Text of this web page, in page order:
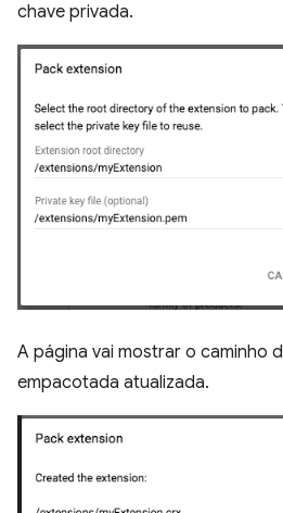
chave privada.
A página vai mostrar o caminho
empacotada atualizada.